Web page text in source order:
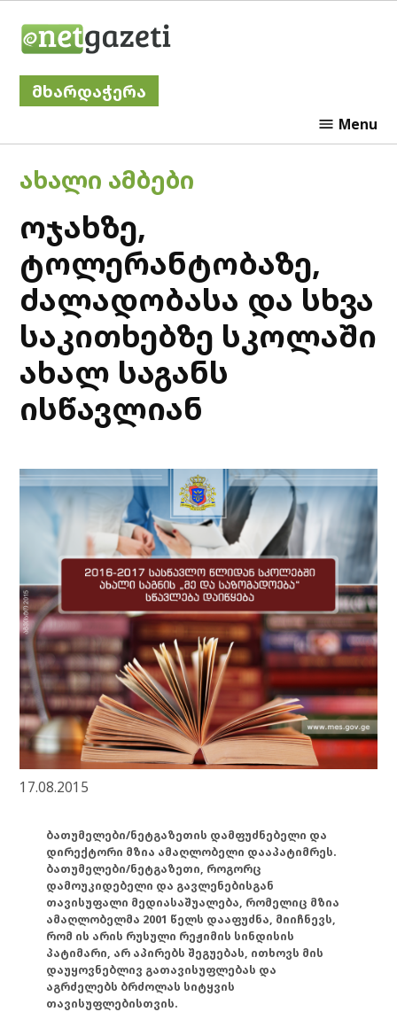
მხარდაჭერა
Menu
POSTED
ᲐᲮᲐᲚᲘ ᲐᲛᲑᲔᲑᲘ
ოჯახზე,
ტოლერანტობაზე,
ძალადობასა და სხვა
საკითხებზე სკოლაში
ახალ საგანს
ისწავლიან
17.08.2015
ბათუმელები/ნეტგაზეთის დამფუძნებელი და
დირექტორი მზია ამაღლობელი დააპატიმრეს.
ბათუმელები/ნეტგაზეთი, როგორც
დამოუკიდებელი და გავლენებისგან
თავისუფალი მედიასაშუალება, რომელიც მზია
ამაღლობელმა 2001 წელს დააფუძნა, მიიჩნევს,
რომ ის არის რუსული რეჟიმის სინდისის
პატიმარი, არ აპირებს შეგუებას, ითხოვს მის
დაუყოვნებლივ გათავისუფლებას და
აგრძელებს ბრძოლას სიტყვის
თავისუფლებისთვის.